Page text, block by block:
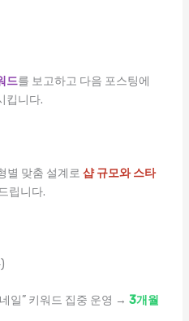
드를 보고하고 다음 포스팅에
킵니다.
별 맞춤 설계로 샵 규모와 스타
립니다.
일” 키워드 집중 운영 → 3개월